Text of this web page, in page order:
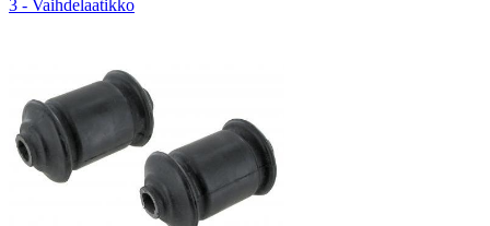
3 - Vaihdelaatikko